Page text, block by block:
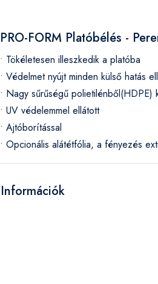
PRO-FORM Platóbélés -
• Tökéletesen illeszkedik a platóba
• Védelmet nyújt minden külső hatás
• Nagy sűrűségű polietilénből(HDPE)
• UV védelemmel ellátott
• Ajtóborítással
• Opcionális alátétfólia, a fényezés
Információk